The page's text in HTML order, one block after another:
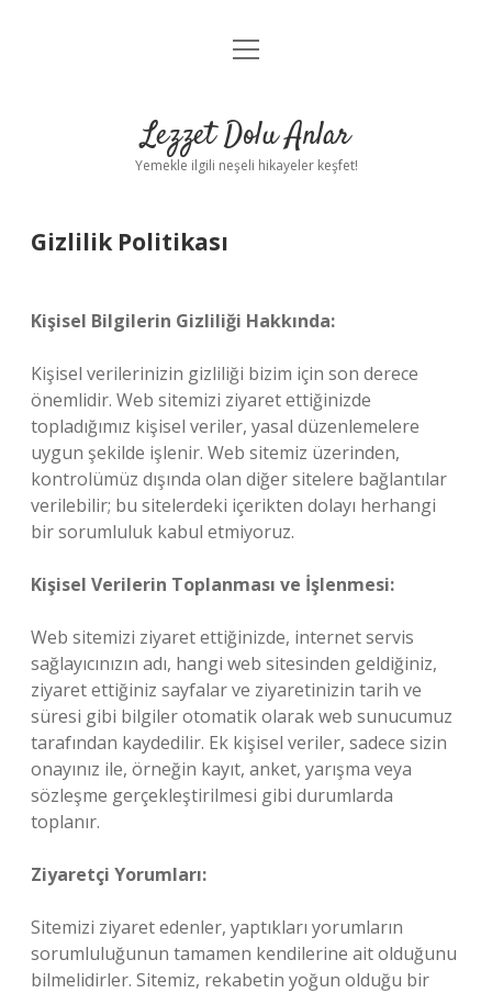
Anasayfa
Yasal Uyarı
menüyü
Lezzet Dolu Anlar
Yemekle ilgili neşeli hikayeler keşfet!
Gizlilik Politikası
Kişisel Bilgilerin Gizliliği Hakkında:
Kişisel verilerinizin gizliliği bizim için son derece
önemlidir. Web sitemizi ziyaret ettiğinizde
topladığımız kişisel veriler, yasal düzenlemelere
uygun şekilde işlenir. Web sitemiz üzerinden,
kontrolümüz dışında olan diğer sitelere bağlantılar
verilebilir; bu sitelerdeki içerikten dolayı herhangi
bir sorumluluk kabul etmiyoruz.
Kişisel Verilerin Toplanması ve İşlenmesi:
Web sitemizi ziyaret ettiğinizde, internet servis
sağlayıcınızın adı, hangi web sitesinden geldiğiniz,
ziyaret ettiğiniz sayfalar ve ziyaretinizin tarih ve
süresi gibi bilgiler otomatik olarak web sunucumuz
tarafından kaydedilir. Ek kişisel veriler, sadece sizin
onayınız ile, örneğin kayıt, anket, yarışma veya
sözleşme gerçekleştirilmesi gibi durumlarda
toplanır.
Ziyaretçi Yorumları:
Sitemizi ziyaret edenler, yaptıkları yorumların
sorumluluğunun tamamen kendilerine ait olduğunu
bilmelidirler. Sitemiz, rekabetin yoğun olduğu bir